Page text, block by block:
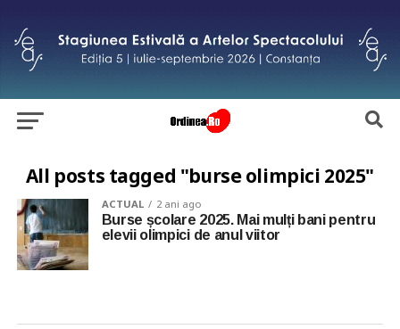
All posts tagged "burse olimpici 2025"
ACTUAL 2 ani ago
Burse școlare 2025. Mai mulți bani pentru
elevii olimpici de anul viitor